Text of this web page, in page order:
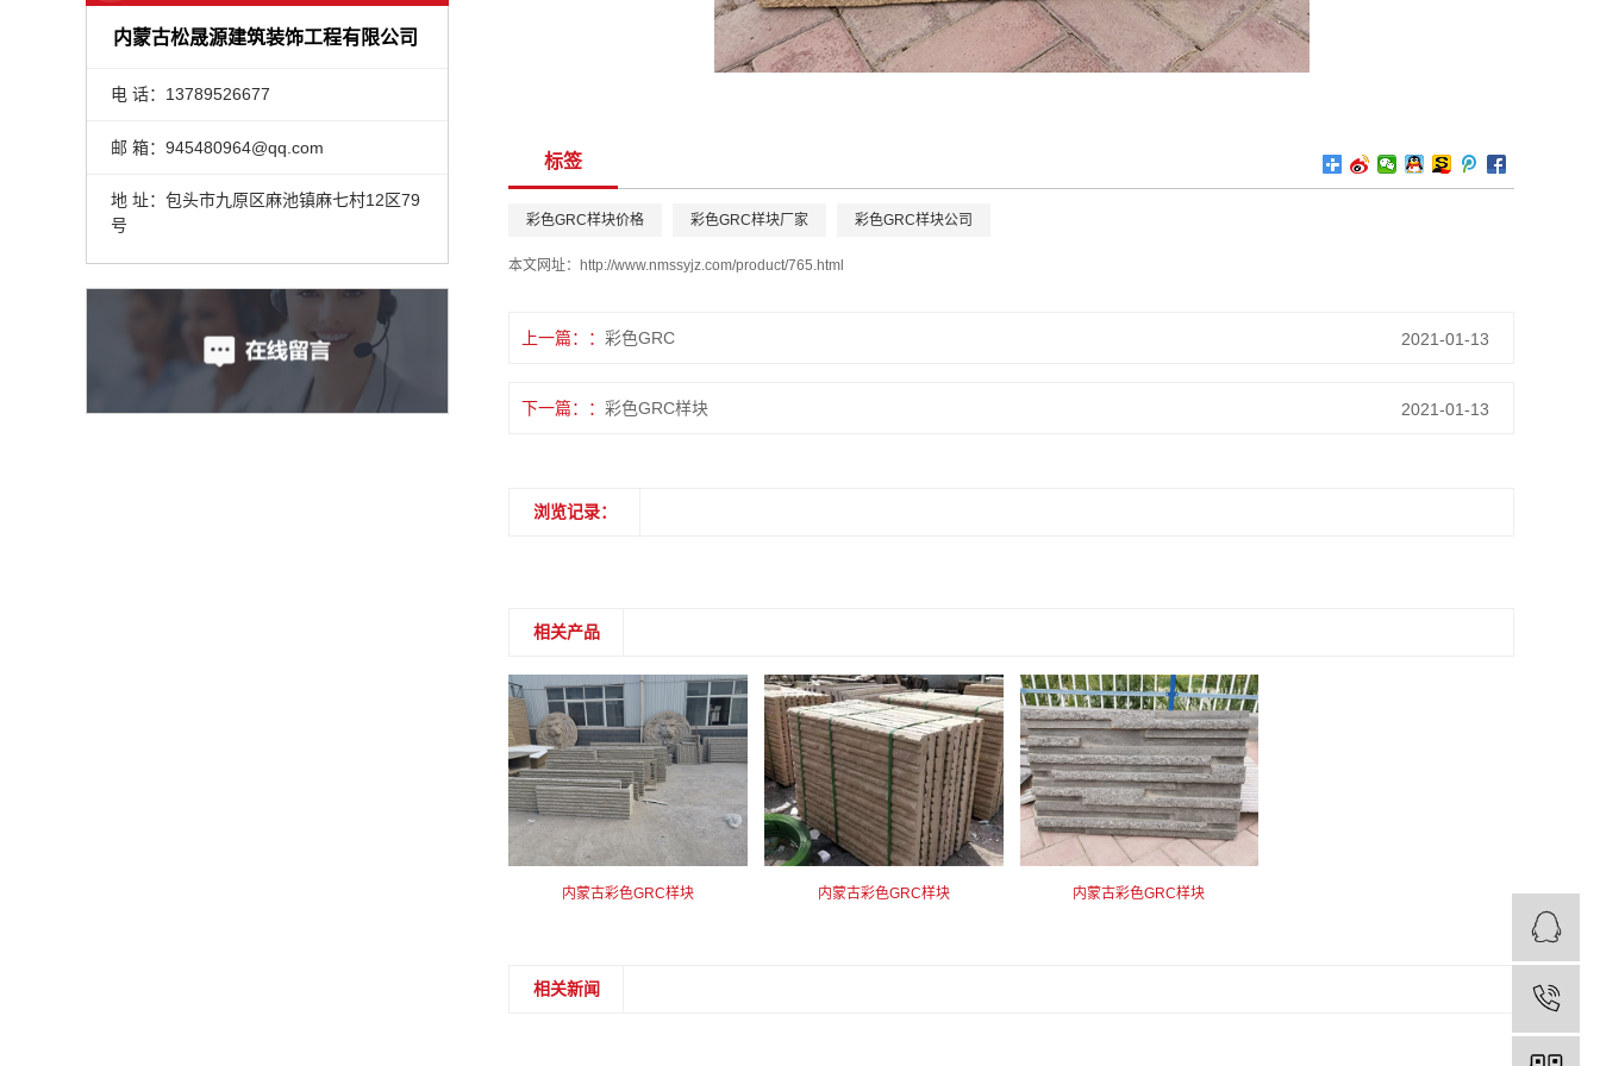
内蒙古松晟源建筑装饰工程有限公司
电 话：13789526677
邮 箱：945480964@qq.com
地 址：包头市九原区麻池镇麻七村12区79
号
标签
彩色GRC样块价格 彩色GRC样块厂家 彩色GRC样块公司
本文网址： http://www.nmssyjz.com/product/765.html
上一篇： 彩色GRC 2021-01-13
下一篇： 彩色GRC样块 2021-01-13
浏览记录：
相关产品
内蒙古彩色GRC样块 内蒙古彩色GRC样块 内蒙古彩色GRC样块
相关新闻